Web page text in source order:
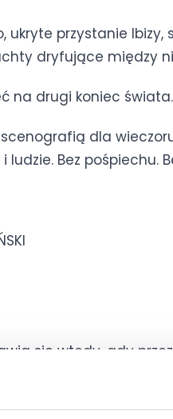
ukryte przystanie
dryfujące między
na drugi koniec
dla
ludzie. Bez pośpiechu.
się wtedy, gdy
być.